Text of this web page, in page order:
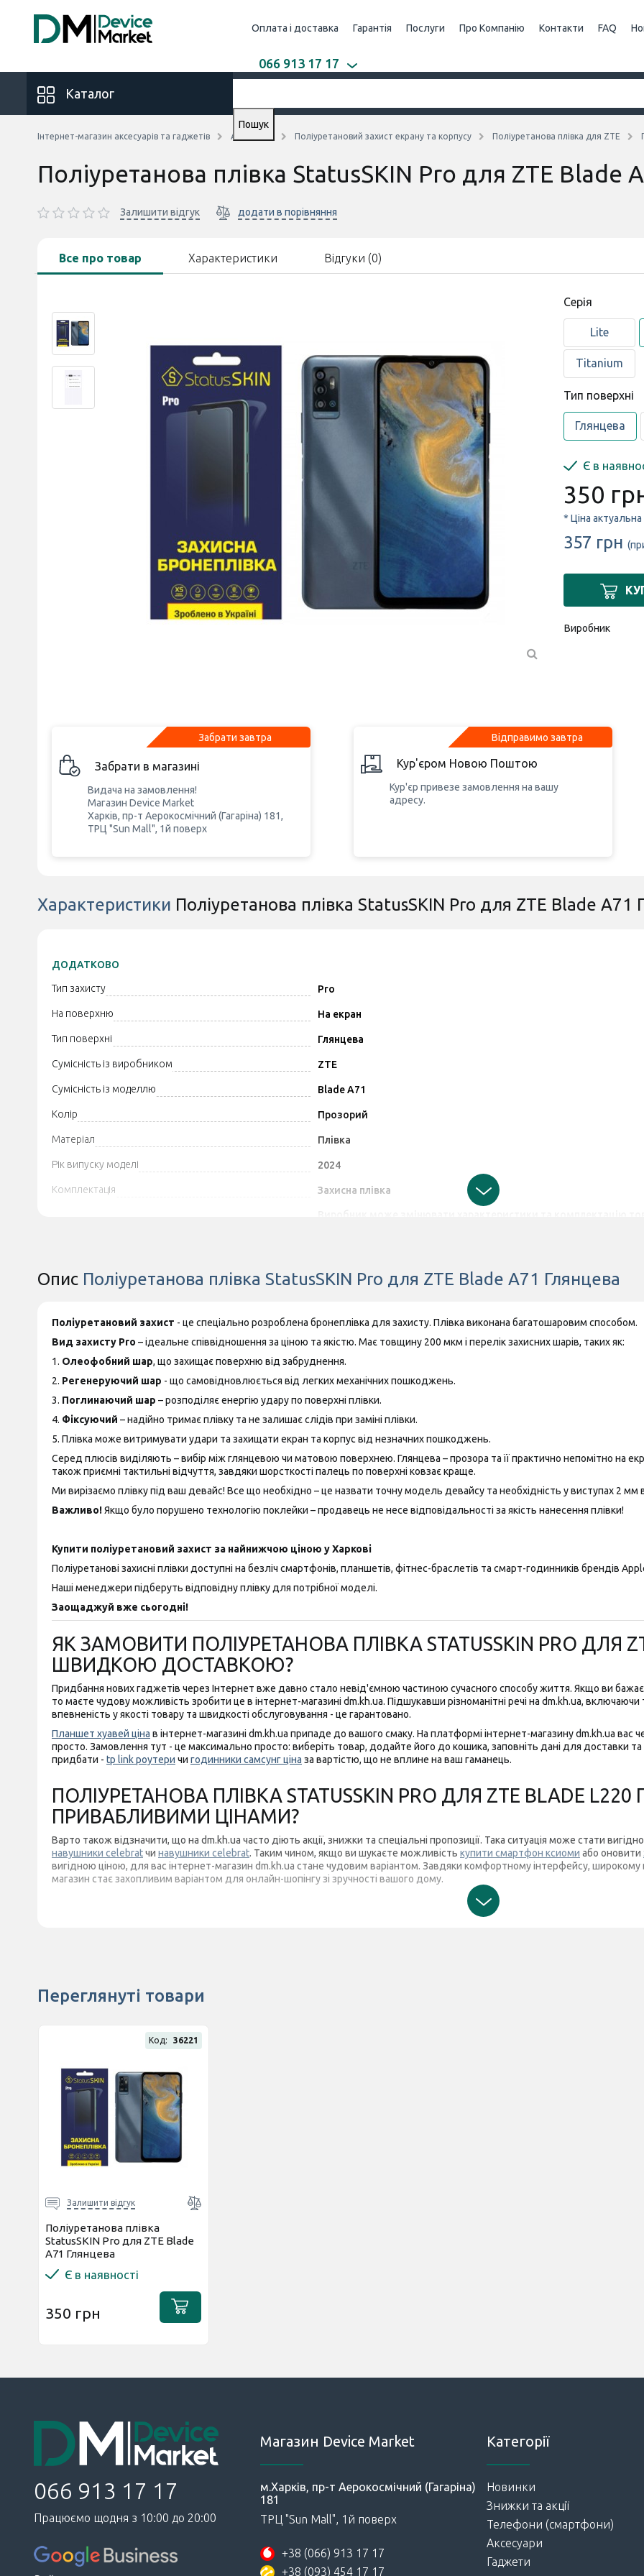
Оплата і доставка Гарантія Послуги Про Компанію Контакти FAQ
066 913 17 17
Каталог
Пошук
Інтернет-магазин аксесуарів та гаджетів Аксесуари Поліуретановий захист екрану та корпусу Поліуретанова плівка для ZTE
Поліуретанова плівка StatusSKIN Pro для ZTE Blade
Залишити відгук додати в порівняння
Все про товар Характеристики Відгуки (0)
Серія
Lite
Titanium
Тип поверхні
Глянцева
Є в
350
* Ціна
357 грн
Виробник
Забрати завтра
Забрати в магазині
Видача на замовлення!
Магазин Device Market
Харків, пр-т Аерокосмічний (Гагаріна) 181,
ТРЦ "Sun Mall", 1й поверх
Відправимо завтра
Кур'єром Новою Поштою
Кур'єр привезе замовлення на вашу
адресу.
Характеристики Поліуретанова плівка StatusSKIN Pro для ZTE Blade A71
ДОДАТКОВО
Тип захисту Pro
На поверхню На екран
Тип поверхні Глянцева
Сумісність із виробником ZTE
Сумісність із моделлю Blade A71
Колір Прозорий
Матеріал Плівка
Рік випуску моделі 2024
Комплектація Захисна плівка
Опис Поліуретанова плівка StatusSKIN Pro для ZTE Blade A71 Глянцева
Поліуретановий захист - це спеціально розроблена бронеплівка для захисту. Плівка виконана багатошаровим способом.
Вид захисту Pro – ідеальне співвідношення за ціною та якістю. Має товщину 200 мкм і перелік захисних шарів, таких як:
1. Олеофобний шар, що захищає поверхню від забруднення.
2. Регенеруючий шар - що самовідновлюється від легких механічних пошкоджень.
3. Поглинаючий шар – розподіляє енергію удару по поверхні плівки.
4. Фіксуючий – надійно тримає плівку та не залишає слідів при заміні плівки.
5. Плівка може витримувати удари та захищати екран та корпус від незначних пошкоджень.
Серед плюсів виділяють – вибір між глянцевою чи матовою поверхнею. Глянцева – прозора та її практично непомітно на
також приємні тактильні відчуття, завдяки шорсткості палець по поверхні ковзає краще.
Ми вирізаємо плівку під ваш девайс! Все що необхідно – це назвати точну модель девайсу та необхідність у виступах 2 мм
Важливо!Якщо було порушено технологію поклейки – продавець не несе відповідальності за якість нанесення плівки!
Купити поліуретановий захист за найнижчою ціною у Харкові
Поліуретанові захисні плівки доступні на безліч смартфонів, планшетів, фітнес-браслетів та смарт-годинників брендів
Наші менеджери підберуть відповідну плівку для потрібної моделі.
Заощаджуй вже сьогодні!
ЯК ЗАМОВИТИ ПОЛІУРЕТАНОВА ПЛІВКА STATUSSKIN PRO ДЛЯ
ШВИДКОЮ ДОСТАВКОЮ?
Придбання нових гаджетів через Інтернет вже давно стало невід'ємною частиною сучасного способу життя. Якщо ви
то маєте чудову можливість зробити це в інтернет-магазині dm.kh.ua. Підшукавши різноманітні речі на dm.kh.ua, включаючи
впевненість у якості товару та швидкості обслуговування - це гарантовано.
Планшет хуавей ціна в інтернет-магазині dm.kh.ua припаде до вашого смаку. На платформі інтернет-магазину dm.kh.ua вас
просто. Замовлення тут - це максимально просто: виберіть товар, додайте його до кошика, заповніть дані для доставки
придбати - tp link роутери чи годинники самсунг ціна за вартістю, що не вплине на ваш гаманець.
ПОЛІУРЕТАНОВА ПЛІВКА STATUSSKIN PRO ДЛЯ ZTE BLADE
ПРИВАБЛИВИМИ ЦІНАМИ?
Варто також відзначити, що на dm.kh.ua часто діють акції, знижки та спеціальні пропозиції. Така ситуація може стати
навушники celebratчи навушники celebrat. Таким чином, якщо ви шукаєте можливість купити смартфон ксиоми або оновити
вигідною ціною, для вас інтернет-магазин dm.kh.ua стане чудовим варіантом. Завдяки комфортному інтерфейсу,
магазин стає захопливим варіантом для онлайн-шопінгу зі зручності вашого дому.
Переглянуті товари
Код: 36221
Залишити відгук
Поліуретанова плівка
StatusSKIN Pro для ZTE Blade
A71 Глянцева
Є в наявності
350 грн
066 913 17 17
Працюємо щодня з 10:00 до 20:00
Магазин Device Market
м.Харків, пр-т Аерокосмічний (Гагаріна)
181
ТРЦ "Sun Mall", 1й поверх
+38 (066) 913 17 17
+38 (093) 454 17 17
Категорії
Новинки
Знижки та акції
Телефони (смартфони)
Аксесуари
Гаджети